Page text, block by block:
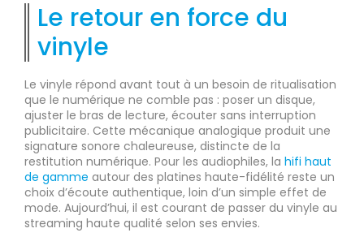
Le retour en force du
vinyle
Le vinyle répond avant tout à un besoin de ritualisation
que le numérique ne comble pas : poser un disque,
ajuster le bras de lecture, écouter sans interruption
publicitaire. Cette mécanique analogique produit une
signature sonore chaleureuse, distincte de la
restitution numérique. Pour les audiophiles, la hifi haut
de gamme autour des platines haute-fidélité reste un
choix d’écoute authentique, loin d’un simple effet de
mode. Aujourd’hui, il est courant de passer du vinyle au
streaming haute qualité selon ses envies.